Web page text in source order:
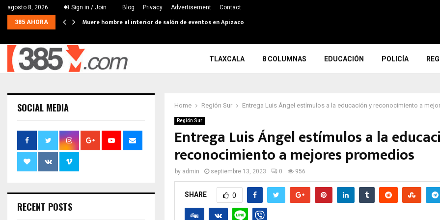
agosto 8, 2026 Sign in / Join Blog Privacy Advertisement Contact
385 AHORA Muere hombre al interior de salón de eventos en Apizaco
TLAXCALA 8 COLUMNAS EDUCACIÓN POLICÍA
Home Región Sur Entrega Luis Ángel estímulos a la educación y reconocimiento a
Región Sur
Entrega Luis Ángel estímulos a la
reconocimiento a mejores promedios
by admin septiembre 13, 2023 0 956
SHARE 0
SOCIAL MEDIA
RECENT POSTS